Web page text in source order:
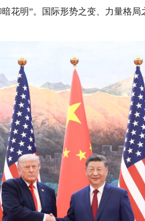
花明”。国际形势之变、力量格